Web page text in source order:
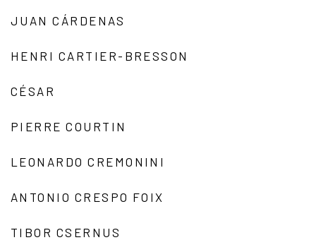
JUAN CÁRDENAS
HENRI CARTIER-BRESSON
CÉSAR
PIERRE COURTIN
LEONARDO CREMONINI
ANTONIO CRESPO FOIX
TIBOR CSERNUS